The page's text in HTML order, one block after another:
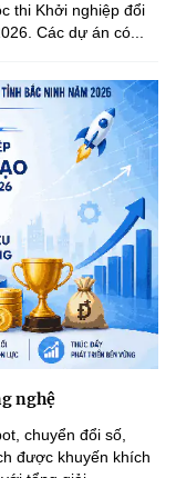
thi Khởi nghiệp đổi
Các dự án có...
nghệ
chuyển đổi số,
được khuyến khích